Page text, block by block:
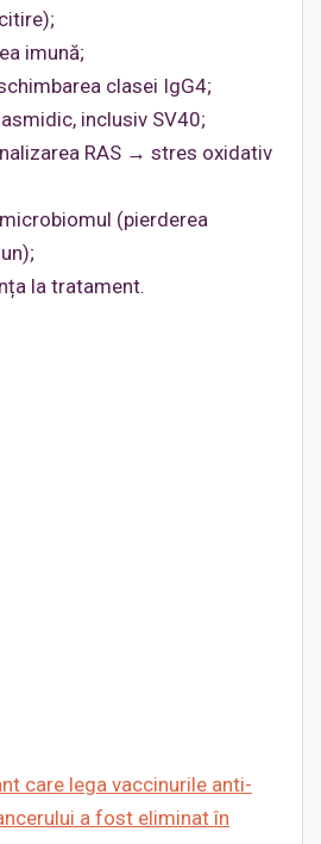
imună;
clasei IgG4;
inclusiv SV40;
RAS → stres oxidativ
(pierderea
la tratament.
care lega vaccinurile anti-
a fost eliminat în